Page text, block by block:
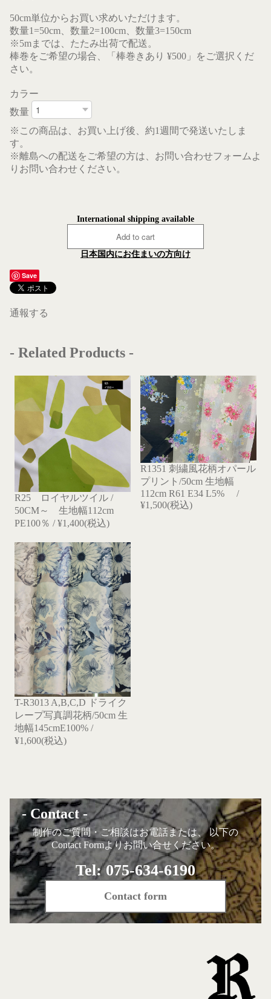
50cm単位からお買い求めいただけます。
数量1=50cm、数量2=100cm、数量3=150cm
※5mまでは、たたみ出荷で配送。
棒巻をご希望の場合、「棒巻きあり ¥500」をご選択くだ
さい。
カラー
数量
※この商品は、お買い上げ後、約1週間で発送いたしま
す。
※離島への配送をご希望の方は、お問い合わせフォームよ
りお問い合わせください。
International shipping available
Add to cart
日本国内にお住まいの方向け
Save
通報する
- Related Products -
R25 ロイヤルツイル /
50CM～ 生地幅112cm
PE100％ / ¥1,400(税込)
R1351 刺繍風花柄オパール
プリント/50cm 生地幅
112cm R61 E34 L5% /
¥1,500(税込)
T-R3013 A,B,C,D ドライク
レープ写真調花柄/50cm 生
地幅145cmE100% /
¥1,600(税込)
- Contact -
制作のご質問・ご相談はお電話または、 以下の
Contact Formよりお問い合せください。
Tel: 075-634-6190
Contact form